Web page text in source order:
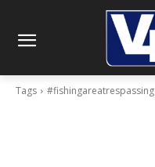
Tags #fishingareatrespassing